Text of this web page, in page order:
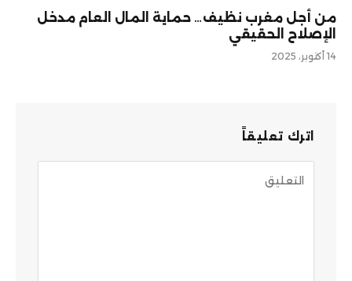
من أجل مغرب نظيف… حماية المال العام مدخل
الإصلاح الحقيقي
14 أكتوبر، 2025
اترك تعليقاً